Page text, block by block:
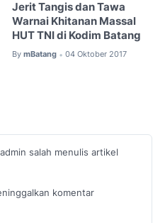
Jerit Tangis dan Tawa
Warnai Khitanan Massal
HUT TNI di Kodim Batang
By mBatang • 04 Oktober 2017
salah menulis artikel
komentar